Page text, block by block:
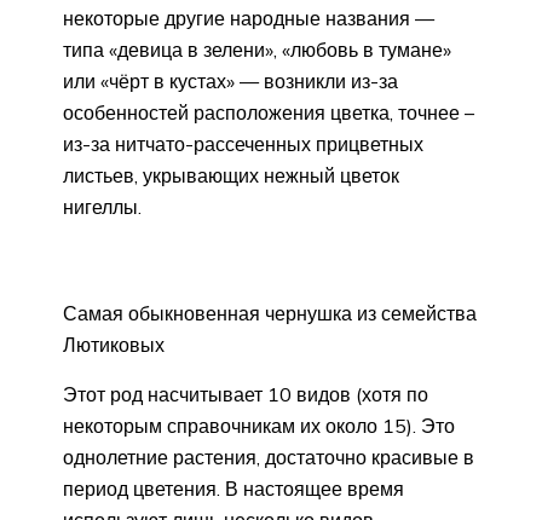
некоторые другие народные названия —
типа «девица в зелени», «любовь в тумане»
или «чёрт в кустах» — возникли из-за
особенностей расположения цветка, точнее –
из-за нитчато-рассеченных прицветных
листьев, укрывающих нежный цветок
нигеллы.
Самая обыкновенная чернушка из семейства
Лютиковых
Этот род насчитывает 10 видов (хотя по
некоторым справочникам их около 15). Это
однолетние растения, достаточно красивые в
период цветения. В настоящее время